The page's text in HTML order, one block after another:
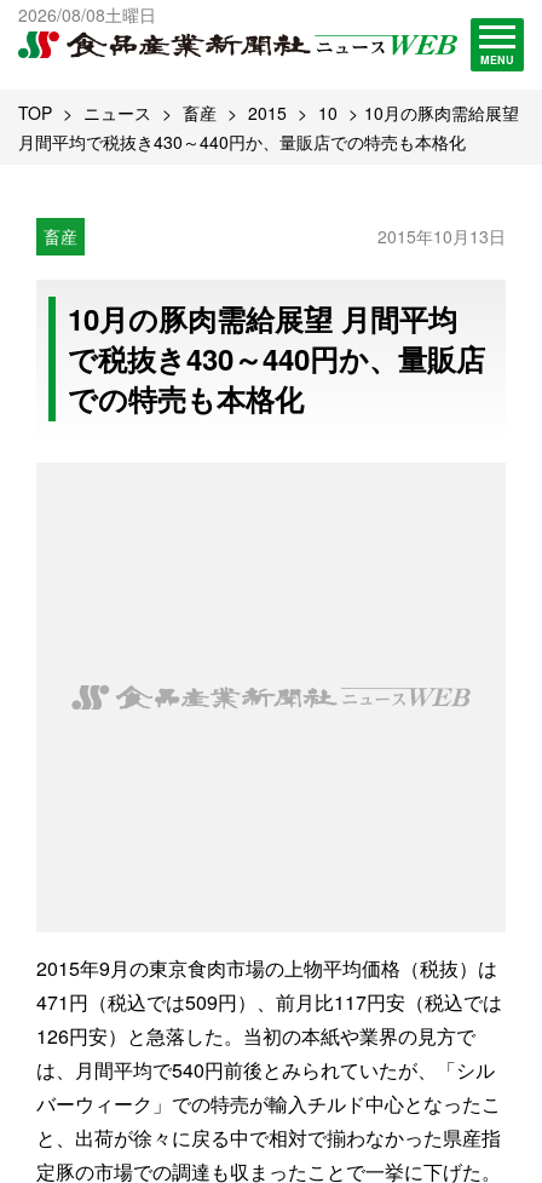
2026/08/08土曜日
MENU
出版物一覧へ
試読・購読申し込み
TOP ニュース 畜産 2015 10
10月の豚肉需給展望
月間平均で税抜き430～440円か、量販店での特売も本格化
畜産 2015年10月13日
10月の豚肉需給展望 月間平均
で税抜き430～440円か、量販店
での特売も本格化
2015年9月の東京食肉市場の上物平均価格（税抜）は
471円（税込では509円）、前月比117円安（税込では
126円安）と急落した。当初の本紙や業界の見方で
は、月間平均で540円前後とみられていたが、「シル
バーウィーク」での特売が輸入チルド中心となったこ
と、出荷が徐々に戻る中で相対で揃わなかった県産指
定豚の市場での調達も収まったことで一挙に下げた。